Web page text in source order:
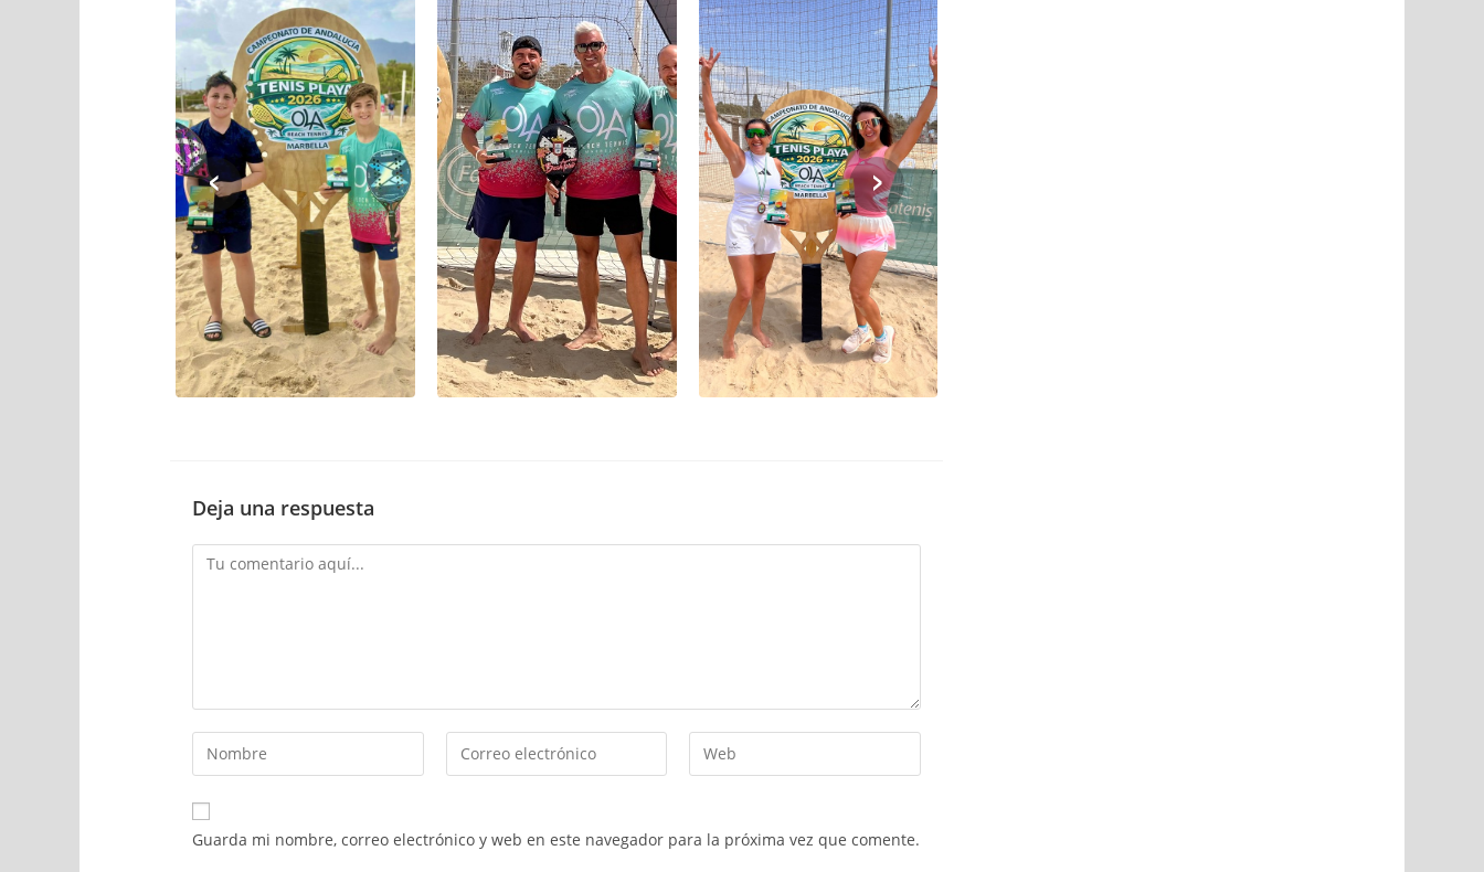
‹ ›
Deja una respuesta
Guarda mi nombre, correo electrónico y web en este navegador para la próxima vez que comente.